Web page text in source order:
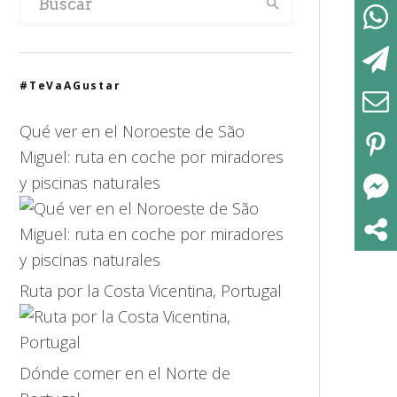
#TeVaAGustar
Qué ver en el Noroeste de São
Miguel: ruta en coche por miradores
y piscinas naturales
Ruta por la Costa Vicentina, Portugal
Dónde comer en el Norte de